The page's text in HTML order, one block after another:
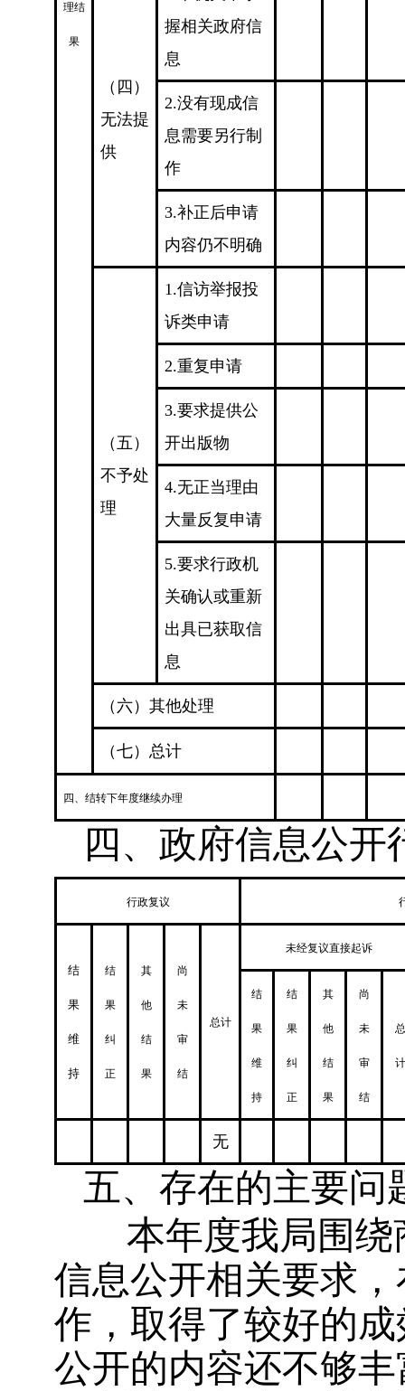
理结
果
（四）
无法提
供
握相关政府信
息
2.没有现成信
息需要另行制
作
3.补正后申请
内容仍不明确
（五）
不予处
理
1.信访举报投
诉类申请
2.重复申请
3.要求提供公
开出版物
4.无正当理由
大量反复申请
5.要求行政机
关确认或重新
出具已获取信
息
（六）其他处理
（七）总计
四、结转下年度继续办理
四、政府信息公
行政复议
结
果
维
持
结
果
纠
正
其
他
结
果
尚
未
审
结
总计
未经复议直接起诉
结
果
维
持
结
果
纠
正
其
他
结
果
尚
未
审
结
总
计
无
五、存在的主要问
本年度我局围
信息公开相关要求
作，取得了较好的
公开的内容还不够